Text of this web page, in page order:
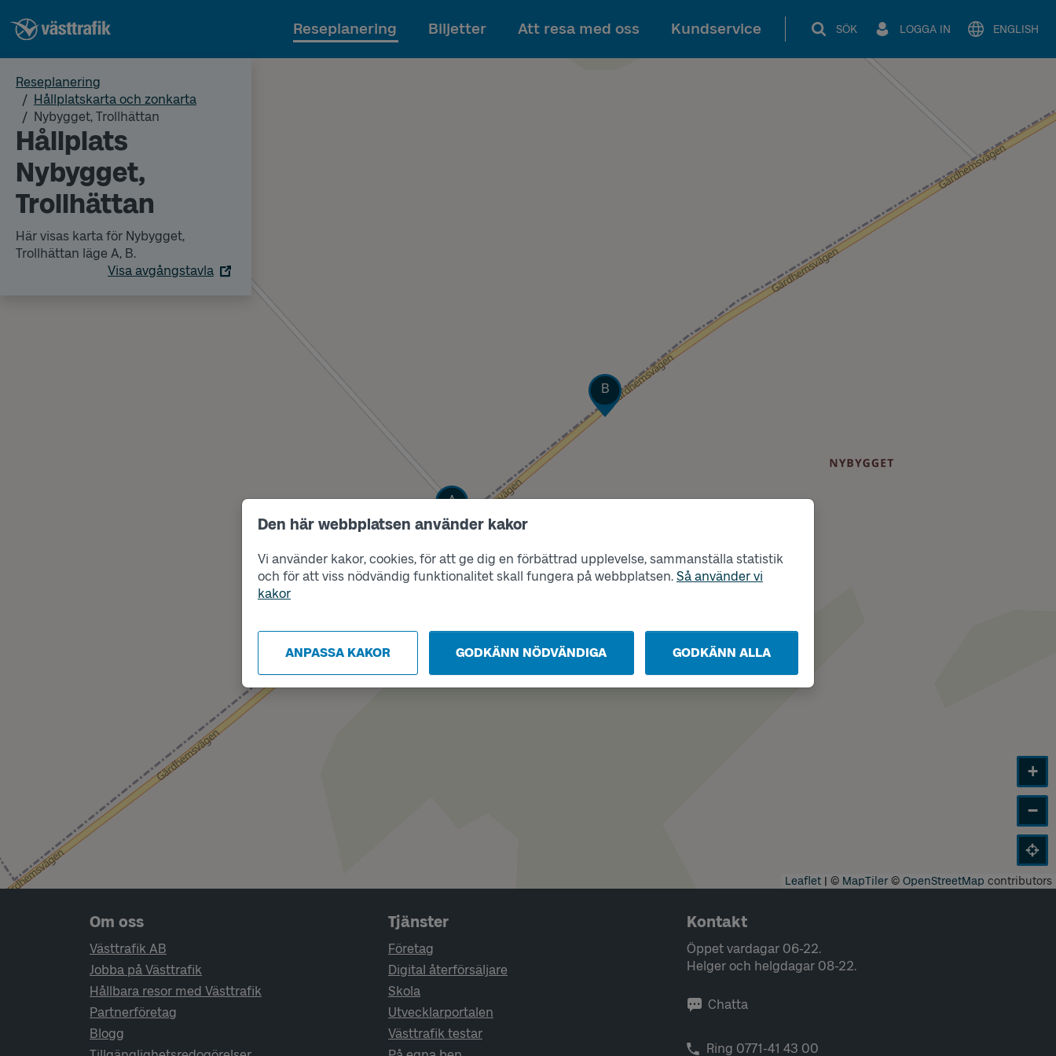
Den här webbplatsen använder kakor
Vi använder kakor, cookies, för att ge dig en förbättrad upplevelse, sammanställa statistik
och för att viss nödvändig funktionalitet skall fungera på webbplatsen. Så använder vi
kakor
ANPASSA KAKOR GODKÄNN NÖDVÄNDIGA GODKÄNN ALLA
Till innehållet
Reseplanering Biljetter Att resa med oss Kundservice SÖK LOGGA IN ENGLISH
Reseplanering
Hållplatskarta och zonkarta
Nybygget, Trollhättan
Hållplats
Nybygget,
Trollhättan
Här visas karta för Nybygget,
Trollhättan läge A, B.
Visa avgångstavla
Läge
A
Läge
B
+
−
Leaflet | © MapTiler© OpenStreetMap contributors
Sidfotsnavigering
Om oss
Västtrafik AB
Jobba på Västtrafik
Hållbara resor med Västtrafik
Partnerföretag
Blogg
Tjänster
Företag
Digital återförsäljare
Skola
Utvecklarportalen
Västtrafik testar
Kontakt
Öppet vardagar 06-22.
Helger och helgdagar 08-22.
Chatta
Ring 0771-41 43 00